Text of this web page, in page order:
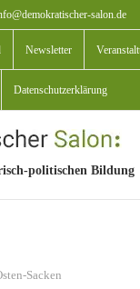
salon.de
Newsletter
Datenschutzerklärung
politischen Bildung
Sacken